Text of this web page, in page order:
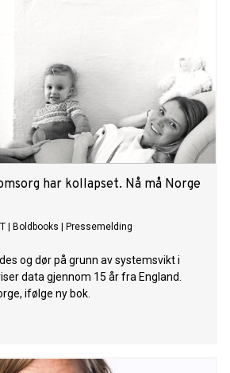
har kollapset. Nå må Norge
Boldbooks Pressemelding
og dør på grunn av systemsvikt i
data gjennom 15 år fra England.
ifølge ny bok.